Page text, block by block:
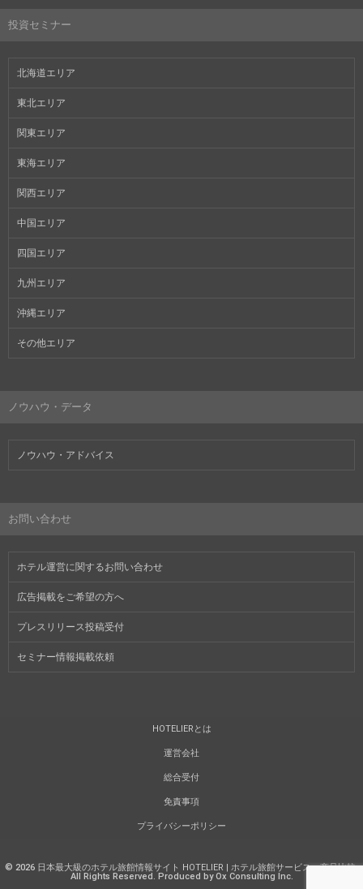
投資セミナー
北海道エリア
東北エリア
関東エリア
東海エリア
関西エリア
中国エリア
四国エリア
九州エリア
沖縄エリア
その他エリア
ノウハウ・データ
ノウハウ・アドバイス
お問い合わせ
ホテル運営に関するお問い合わせ
広告掲載をご希望の方へ
プレスリリース投稿受付
セミナー情報掲載依頼
HOTELIERとは
運営会社
総合受付
免責事項
プライバシーポリシー
© 2026 日本最大級のホテル旅館情報サイト HOTELIER | ホテル旅館サービス・商品比較.
All Rights Reserved. Produced by Ox Consulting Inc.